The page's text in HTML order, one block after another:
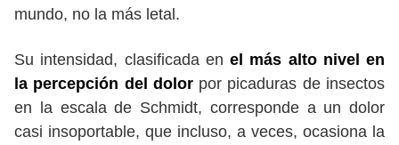
mundo, no la más letal.
Su intensidad, clasificada en el más alto nivel en
la percepción del dolorpor picaduras de insectos
en la escala de Schmidt, corresponde a un dolor
casi insoportable, que incluso, a veces, ocasiona la